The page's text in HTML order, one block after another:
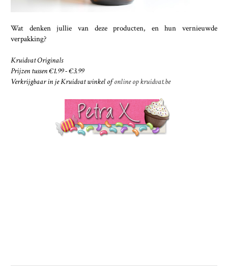
Wat denken jullie van deze producten, en hun vernieuwde
verpakking?
Kruidvat Originals
Prijzen tussen €1.99 - €3.99
Verkrijgbaar in je Kruidvat winkel ofonline op kruidvat.be